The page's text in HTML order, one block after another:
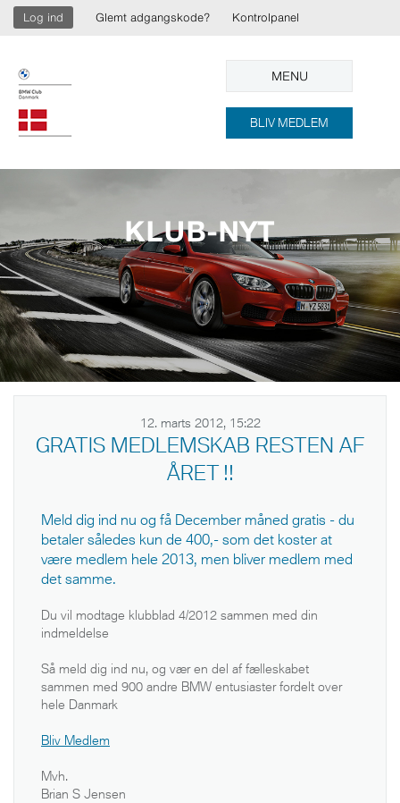
Log ind Glemt adgangskode? Kontrolpanel
MENU
BLIV MEDLEM
KLUB-NYT
12. marts 2012, 15:22
GRATIS MEDLEMSKAB RESTEN AF
ÅRET !!
Meld dig ind nu og få December måned gratis - du
betaler således kun de 400,- som det koster at
være medlem hele 2013, men bliver medlem med
det samme.
Du vil modtage klubblad 4/2012 sammen med din
indmeldelse
Så meld dig ind nu, og vær en del af fælleskabet
sammen med 900 andre BMW entusiaster fordelt over
hele Danmark
Bliv Medlem
Mvh.
Brian S Jensen